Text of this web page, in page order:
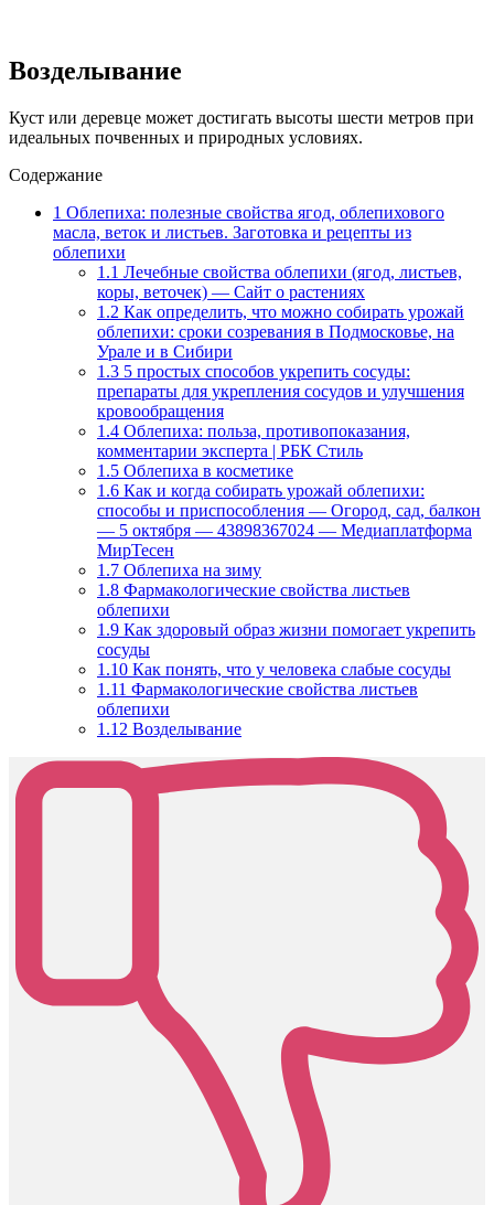
Возделывание
Куст или деревце может достигать высоты шести метров при
идеальных почвенных и природных условиях.
Содержание
1 Облепиха: полезные свойства ягод, облепихового
масла, веток и листьев. Заготовка и рецепты из
облепихи
1.1 Лечебные свойства облепихи (ягод, листьев,
коры, веточек) — Сайт о растениях
1.2 Как определить, что можно собирать урожай
облепихи: сроки созревания в Подмосковье, на
Урале и в Сибири
1.3 5 простых способов укрепить сосуды:
препараты для укрепления сосудов и улучшения
кровообращения
1.4 Облепиха: польза, противопоказания,
комментарии эксперта | РБК Стиль
1.5 Облепиха в косметике
1.6 Как и когда собирать урожай облепихи:
способы и приспособления — Огород, сад, балкон
— 5 октября — 43898367024 — Медиаплатформа
МирТесен
1.7 Облепиха на зиму
1.8 Фармакологические свойства листьев
облепихи
1.9 Как здоровый образ жизни помогает укрепить
сосуды
1.10 Как понять, что у человека слабые сосуды
1.11 Фармакологические свойства листьев
облепихи
1.12 Возделывание